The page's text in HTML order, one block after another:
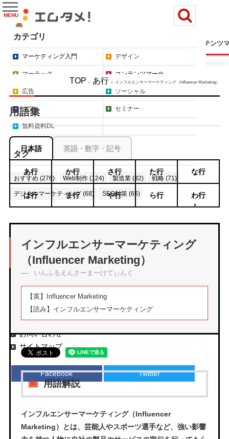
コンテンツ
MENU
カテゴリ
マーケティング入門 デザイン
マーテック コンテンツマーケ
広告 ソーシャル
コラム セミナー
無料資料DL
タグ
おすすめ (276) Web制作 (124) 製造業 (82) 戦略 (71)
デジタルマーケティング (68)
SEO対策 (66)
もっと見る
エムタメについて
運営会社
プライバシーポリシー
お問い合わせ
サイトマップ
Facebook Twitter
TOP ＞ あ行 ＞ インフルエンサーマーケティング（Influencer Marketing）
用語集
日本語 英語・数字・記号
あ行 か行 さ行 た行 な行
は行 ま行 や行 ら行 わ行
インフルエンサーマーケティング
（Influencer Marketing）
いんふるえんさーまーけてぃんぐ
【英】
Influencer Marketing
【読み】 インフルエンサーマーケティング
用語解説
インフルエンサーマーケティング（Influencer
Marketing）とは、芸能人やスポーツ選手など、強い影響